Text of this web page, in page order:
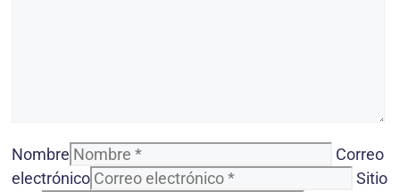
Nombre
Correo
electrónico
Sitio